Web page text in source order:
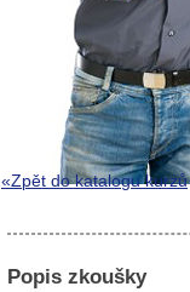
«Zpět do katalogu kurzů
Popis zkoušky